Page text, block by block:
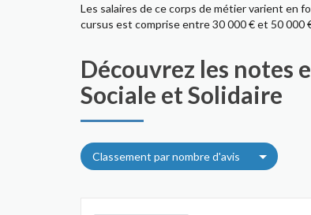
Les salaires de ce corps de métier varient en
cursus est comprise entre 30 000 € et 50 000
Découvrez les notes
Sociale et Solidaire
Classement par nombre d'avis